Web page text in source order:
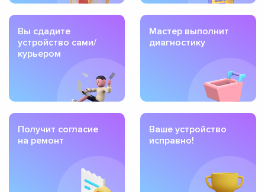
Вы сдадите
устройство сами/
курьером
Мастер выполнит
диагностику
Получит согласие
на ремонт
Ваше устройство
исправно!